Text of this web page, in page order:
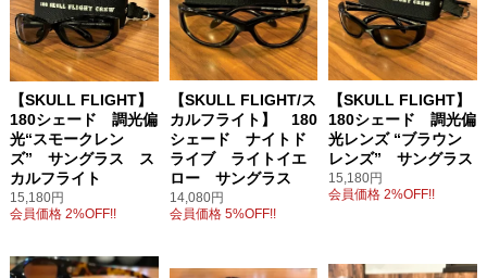
【SKULL FLIGHT】
180シェード 調光偏
光“スモークレン
ズ” サングラス ス
カルフライト
15,180円
会員価格 2%OFF!!
【SKULL FLIGHT/ス
カルフライト】 180
シェード ナイトド
ライブ ライトイエ
ロー サングラス
14,080円
会員価格 5%OFF!!
【SKULL FLIGHT】
180シェード 調光偏
光レンズ “ブラウン
レンズ” サングラス
15,180円
会員価格 2%OFF!!